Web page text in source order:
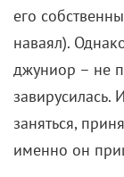
его
наваял).
джуниор – не
заняться,
именно он